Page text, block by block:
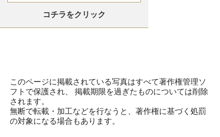
コチラをクリック
このページに掲載されている写真はすべて著作権管理ソ
フトで保護され、
掲載期限を過ぎたものについては削除
されます。
無断で転載・加工などを行なうと、著作権に基づく処罰
の対象になる場合もあります。